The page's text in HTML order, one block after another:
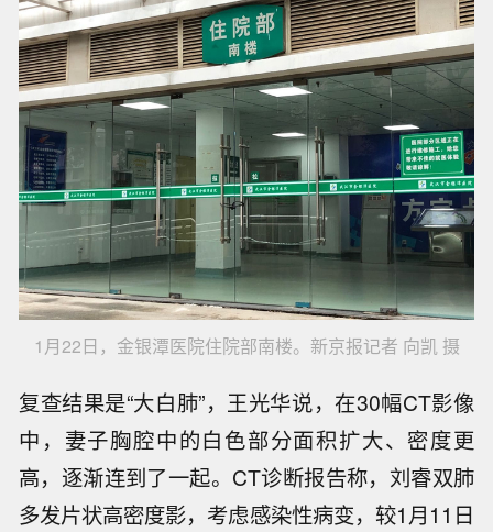
1月22日，金银潭医院住院部南楼。新京报记者 向凯 摄
复查结果是“大白肺”，王光华说，在30幅CT影像
中，妻子胸腔中的白色部分面积扩大、密度更
高，逐渐连到了一起。CT诊断报告称，刘睿双肺
多发片状高密度影，考虑感染性病变，较1月11日